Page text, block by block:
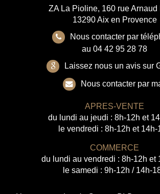
ZA La Pioline, 160 rue Arnaud
13290 Aix en Provence
Nous contacter par
au 04 42 95 28 78
Laissez nous un avis sur
Nous contacter par
APRES-VENTE
du lundi au jeudi : 8h-12h et
le vendredi : 8h-12h et 14h-
COMMERCE
du lundi au vendredi : 8h-12h et
le samedi : 9h-12h / 14h-